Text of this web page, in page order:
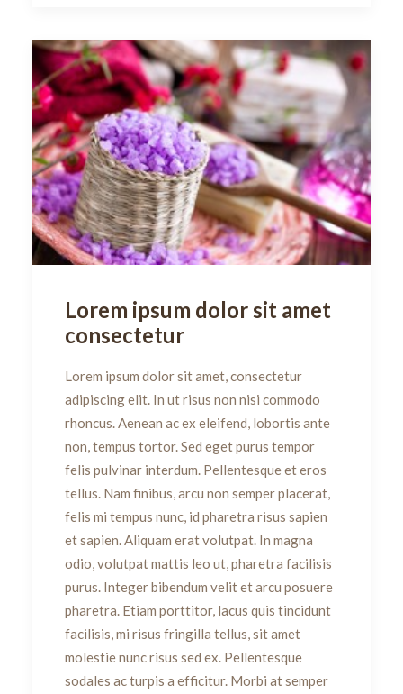
Lorem ipsum dolor sit amet
consectetur
Lorem ipsum dolor sit amet, consectetur
adipiscing elit. In ut risus non nisi commodo
rhoncus. Aenean ac ex eleifend, lobortis ante
non, tempus tortor. Sed eget purus tempor
felis pulvinar interdum. Pellentesque et eros
tellus. Nam finibus, arcu non semper placerat,
felis mi tempus nunc, id pharetra risus sapien
et sapien. Aliquam erat volutpat. In magna
odio, volutpat mattis leo ut, pharetra facilisis
purus. Integer bibendum velit et arcu posuere
pharetra. Etiam porttitor, lacus quis tincidunt
facilisis, mi risus fringilla tellus, sit amet
molestie nunc risus sed ex. Pellentesque
sodales ac turpis a efficitur. Morbi at semper